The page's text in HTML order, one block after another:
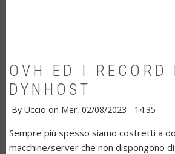
OVH ED I RECORD
DYNHOST
By Uccio on Mer, 02/08/2023 - 14:35
Sempre più spesso siamo costretti a
macchine/server che non dispongono